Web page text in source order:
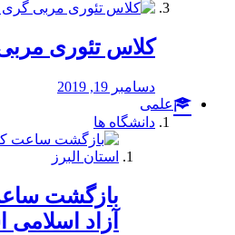
کلاس تئوری مربی
دسامبر 19, 2019
علمی
دانشگاه ها
بازگشت
آزاد اسلامی